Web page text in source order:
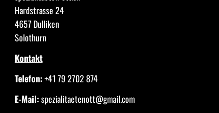
Hardstrasse 24
4657 Dulliken
Solothurn
Kontakt
Telefon:+41 79 2702 874
E-Mail:spezialitaetenott@gmail.com